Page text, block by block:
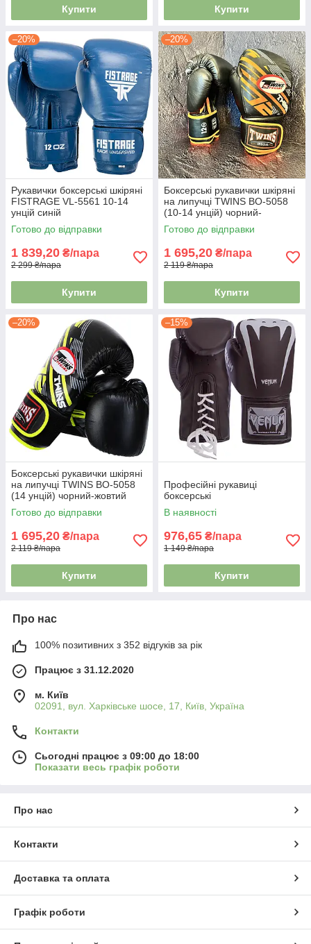
Купити Купити
–20%
Рукавички боксерські шкіряні
FISTRAGE VL-5561 10-14
унцій синій
Готово до відправки
1 839,20 ₴/пара
2 299 ₴/пара
Купити
–20%
Боксерські рукавички шкіряні
на липучці TWINS BO-5058
(10-14 унцій) чорний-
помаранчевий
Готово до відправки
1 695,20 ₴/пара
2 119 ₴/пара
Купити
–20%
Боксерські рукавички шкіряні
на липучці TWINS BO-5058
(14 унцій) чорний-жовтий
Готово до відправки
1 695,20 ₴/пара
2 119 ₴/пара
Купити
–15%
Професійні рукавиці
боксерські
В наявності
976,65 ₴/пара
1 149 ₴/пара
Купити
Про нас
100% позитивних з 352 відгуків за рік
Працює з 31.12.2020
м. Київ
02091, вул. Харківське шосе, 17, Київ, Україна
Контакти
Сьогодні працює з 09:00 до 18:00
Показати весь графік роботи
Про нас
Контакти
Доставка та оплата
Графік роботи